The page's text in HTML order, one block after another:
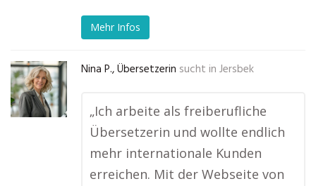
Mehr Infos
Nina P., Übersetzerin sucht in Jersbek
„Ich arbeite als freiberufliche
Übersetzerin und wollte endlich
mehr internationale Kunden
erreichen. Mit der Webseite von